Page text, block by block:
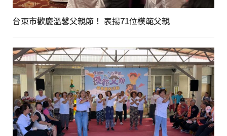
台東市歡慶溫馨父親節！ 表揚71位模範父親